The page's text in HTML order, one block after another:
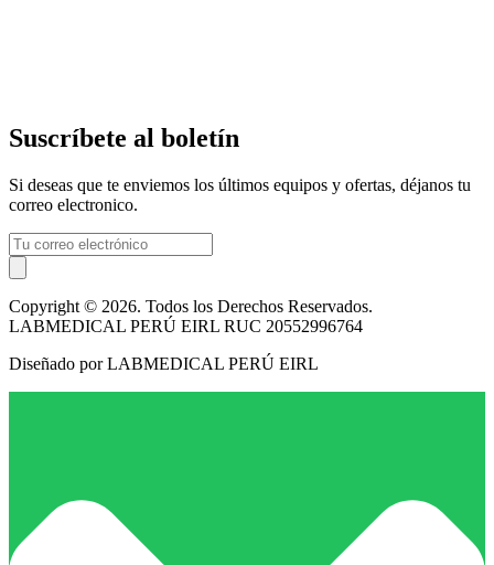
Suscríbete al boletín
Si deseas que te enviemos los últimos equipos y ofertas, déjanos tu
correo electronico.
Copyright © 2026. Todos los Derechos Reservados.
LABMEDICAL PERÚ EIRL RUC 20552996764
Diseñado por LABMEDICAL PERÚ EIRL